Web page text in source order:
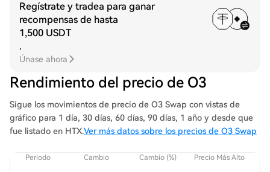
Regístrate y tradea para ganar
recompensas de hasta
1,500 USDT
.
Únase ahora
Rendimiento del precio de O3
Sigue los movimientos de precio de O3 Swap con vistas de
gráfico para 1 día, 30 días, 60 días, 90 días, 1 año y desde que
fue listado en HTX.Ver más datos sobre los precios de O3 Swap
Periodo Cambio Cambio (%) Precio Más Alto